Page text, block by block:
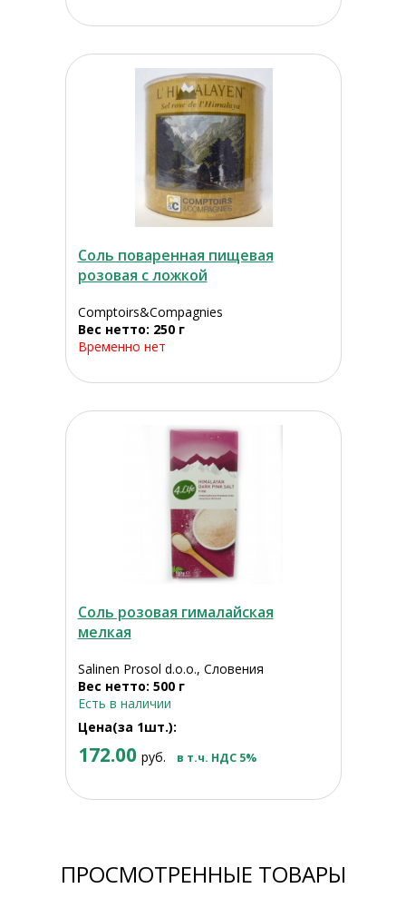
Соль поваренная пищевая
розовая с ложкой
Comptoirs&Compagnies
Вес нетто: 250 г
Временно нет
Соль розовая гималайская
мелкая
Salinen Prosol d.o.o., Словения
Вес нетто: 500 г
Есть в наличии
Цена(за 1шт.):
172.00 руб. в т.ч. НДС 5%
ПРОСМОТРЕННЫЕ ТОВАРЫ